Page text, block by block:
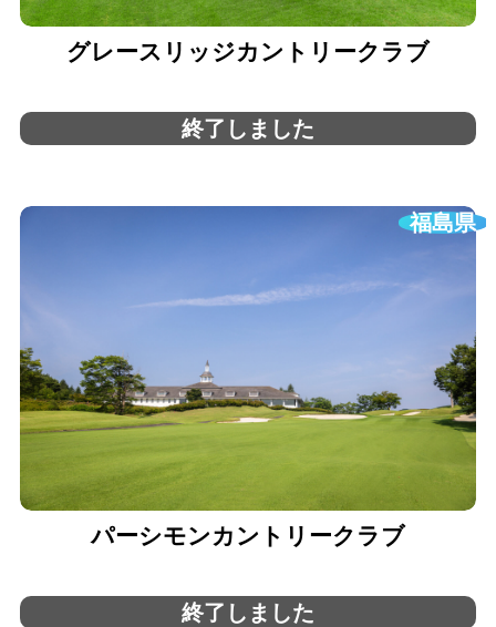
グレースリッジカントリークラブ
終了しました
パーシモンカントリークラブ
終了しました
福島県